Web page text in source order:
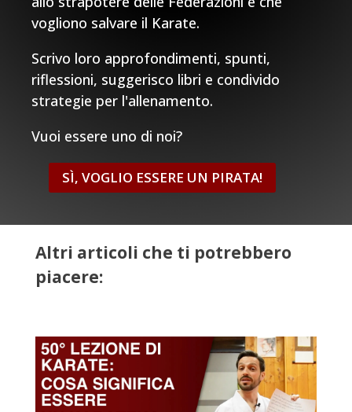
vogliono salvare il Karate.
Scrivo loro approfondimenti, spunti,
riflessioni, suggerisco libri e condivido
strategie per l'allenamento.
Vuoi essere uno di noi?
SÌ, VOGLIO ESSERE UN PIRATA!
Altri articoli che ti potrebbero
piacere: